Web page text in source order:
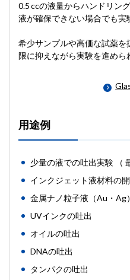
0.5 ccの液量からハンドリン
液が確保できない場合でも実
希少サンプルや高価な試薬
限に抑えながら実験を進めら
用途例
少量の液での吐出実験 （
インクジェット液材料の
金属ナノ粒子液（Au・Ag
UVインクの吐出
オイルの吐出
DNAの吐出
タンパクの吐出